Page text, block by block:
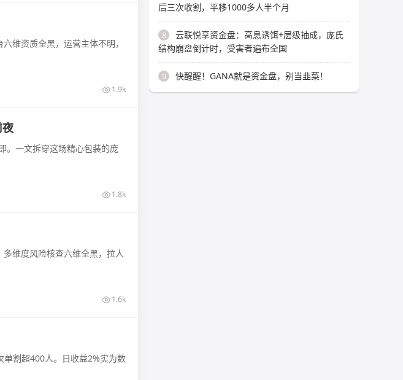
维资质全黑，运营主体不明，
1.9k
。一文拆穿这场精心包装的庞
1.8k
维度风险核查六维全黑，拉人
1.6k
割超400人。日收益2%实为数
后三次收割，平移1000多人半个月
8
云联悦享资金盘：高息诱饵+层级抽成，庞氏
结构崩盘倒计时，受害者遍布全国
9 快醒醒！GANA就是资金盘，别当韭菜！